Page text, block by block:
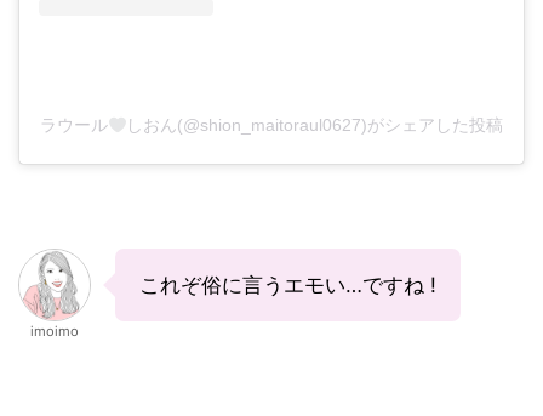
ラウール しおん(@shion_maitoraul0627)がシェアした投稿
imoimo
これぞ俗に言うエモい…ですね !